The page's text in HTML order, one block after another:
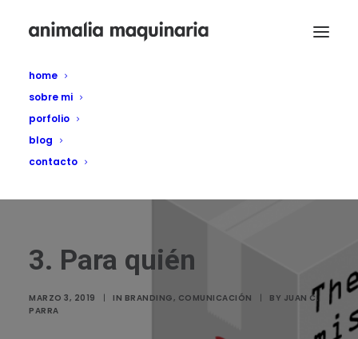
home
sobre mi
porfolio
blog
contacto
3. Para quién
MARZO 3, 2019 | IN BRANDING, COMUNICACIÓN | BY JUAN C.
PARRA